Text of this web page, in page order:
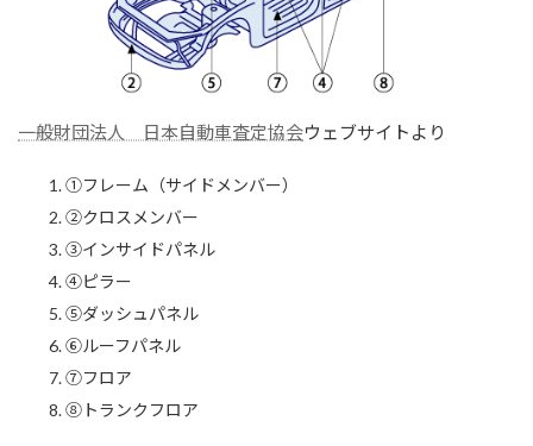
一般財団法人 日本自動車査定協会ウェブサイトより
①フレーム（サイドメンバー）
②クロスメンバー
③インサイドパネル
④ピラー
⑤ダッシュパネル
⑥ルーフパネル
⑦フロア
⑧トランクフロア